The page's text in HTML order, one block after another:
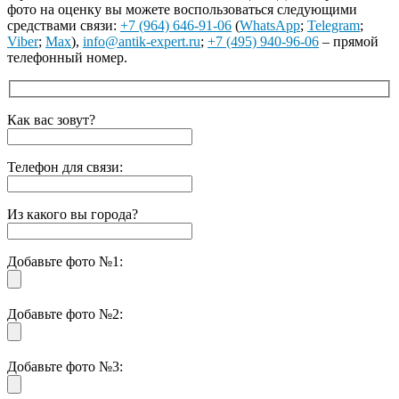
фото на оценку вы можете воспользоваться следующими
средствами связи: +7 (964) 646-91-06 (WhatsApp; Telegram;
Viber; Max), info@antik-expert.ru; +7 (495) 940-96-06 – прямой
телефонный номер.
Как вас зовут?
Телефон для связи:
Из какого вы города?
Добавьте фото №1:
Добавьте фото №2:
Добавьте фото №3: